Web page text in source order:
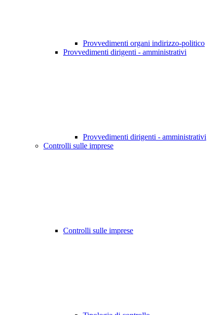
Provvedimenti organi indirizzo-politico
Provvedimenti dirigenti - amministrativi
Provvedimenti dirigenti - amministrativi
Controlli sulle imprese
Controlli sulle imprese